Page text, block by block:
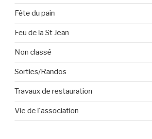
Fête du pain
Feu de la St Jean
Non classé
Sorties/Randos
Travaux de restauration
Vie de l'association